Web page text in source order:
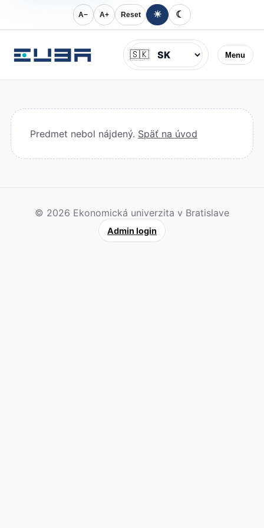
A− A+ Reset ☀ ☾
Menu
Jazyk
🇸🇰
Predmet nebol nájdený. Späť na úvod
© 2026 Ekonomická univerzita v Bratislave
Admin login